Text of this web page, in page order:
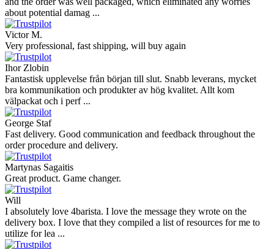
about potential damag ...
Victor M.
Very professional, fast shipping, will buy again
Ihor Zlobin
Fantastisk upplevelse från början till slut. Snabb leverans, mycket
bra kommunikation och produkter av hög kvalitet. Allt kom
välpackat och i perf ...
George Staf
Fast delivery. Good communication and feedback throughout the
order procedure and delivery.
Martynas Sagaitis
Great product. Game changer.
Will
I absolutely love 4barista. I love the message they wrote on the
delivery box. I love that they compiled a list of resources for me to
utilize for lea ...